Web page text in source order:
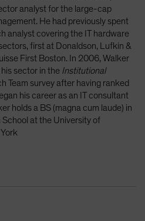
국
analyst for the large-cap
He had previously spent
analyst covering the IT hardware
first at Donaldson, Lufkin &
First Boston. In 2006, Walker
sector in the Institutional
Team survey after having ranked
his career as an IT consultant
holds a BS (magna cum laude) in
at the University of